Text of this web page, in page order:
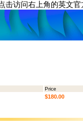
击访问右上角的英文官
Price
$180.00